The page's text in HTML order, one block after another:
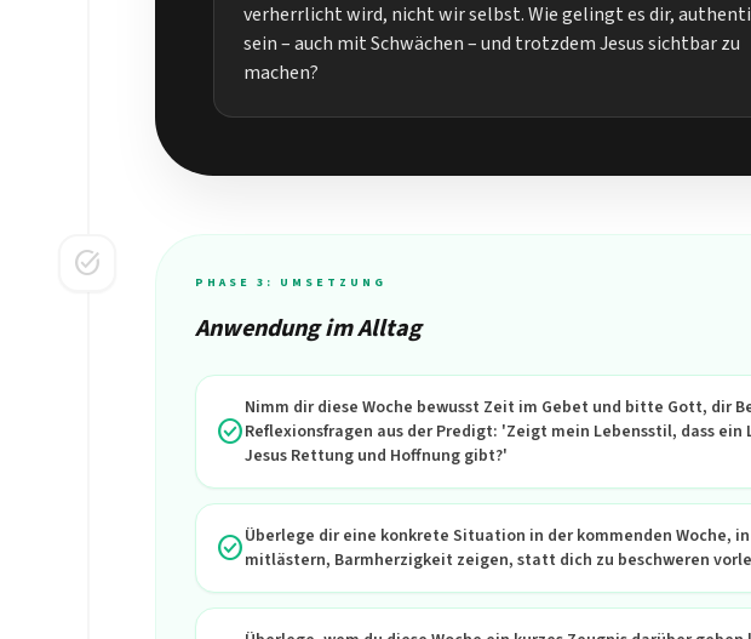
verherrlicht wird, nicht wir selbst. Wie gelingt es dir,
sein – auch mit Schwächen – und trotzdem Jesus sichtbar zu
machen?
task_alt
PHASE 3: UMSETZUNG
Anwendung im Alltag
check_circle
Nimm dir diese Woche bewusst Zeit im Gebet und bitte Gott, dir
Reflexionsfragen aus der Predigt: 'Zeigt mein Lebensstil, dass
Jesus Rettung und Hoffnung gibt?'
check_circleÜberlege dir eine konkrete Situation in der kommenden Woche,
mitlästern, Barmherzigkeit zeigen, statt dich zu beschweren